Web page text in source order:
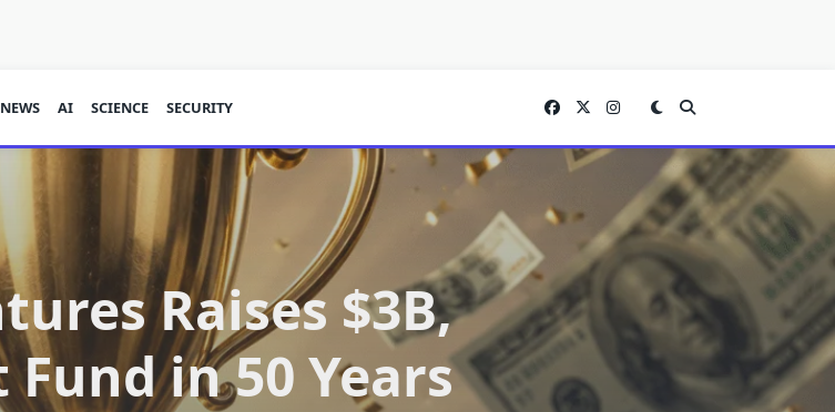
NEWS AI SCIENCE SECURITY
Raises $3B,
in 50 Years